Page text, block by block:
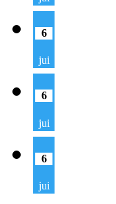
6
jui
6
jui
6
jui